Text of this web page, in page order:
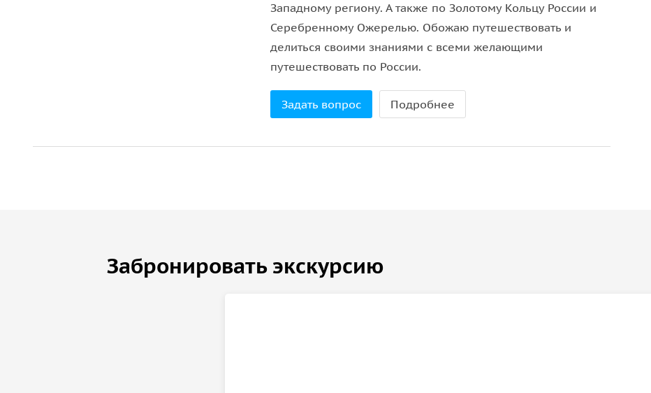
Западному региону. А также по Золотому Кольцу России и
Серебренному Ожерелью. Обожаю путешествовать и
делиться своими знаниями с всеми желающими
путешествовать по России.
Задать вопрос Подробнее
Забронировать экскурсию